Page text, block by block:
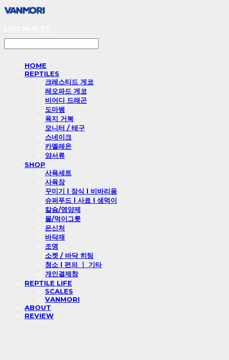
HOME
REPTILES
크레스티드 게코
레오파드 게코
비어디 드래곤
도마뱀
육지 거북
모니터 / 테구
스네이크
카멜레온
양서류
SHOP
사육세트
사육장
꾸미기 l 장식 l 비바리움
슈퍼푸드 l 사료 l 생먹이
칼슘/영양제
물/먹이그릇
은신처
바닥재
조명
소켓 / 바닥 히팅
청소 l 편의 ㅣ 기타
개인결제창
REPTILE LIFE
SCALES
VANMORI
ABOUT
REVIEW